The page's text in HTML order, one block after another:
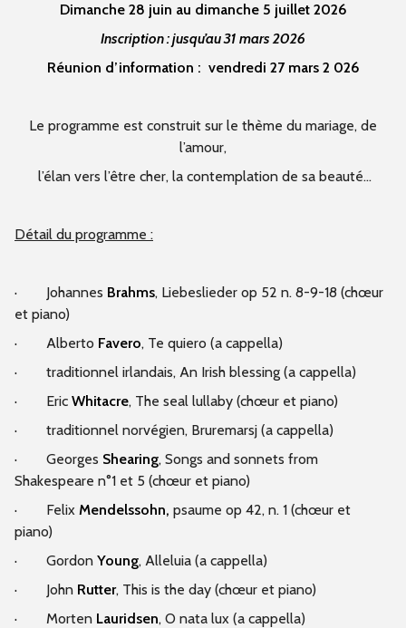
Dimanche 28 juin au dimanche 5 juillet 2026
Inscription : jusqu’au 31 mars 2026
Réunion d’information : vendredi 27 mars 2 026
Le programme est construit sur le thème du mariage, de
l’amour,
l’élan vers l’être cher, la contemplation de sa beauté…
Détail du programme :
· Johannes Brahms, Liebeslieder op 52 n. 8-9-18 (chœur
et piano)
·
Alberto Favero, Te quiero (a cappella)
·
traditionnel irlandais, An Irish blessing (a cappella)
·
Eric Whitacre, The seal lullaby (chœur et piano)
·
traditionnel norvégien, Bruremarsj (a cappella)
·
Georges Shearing, Songs and sonnets from
Shakespeare n°1 et 5 (chœur et piano)
·
Felix Mendelssohn, psaume op 42, n. 1 (chœur et
piano)
·
Gordon Young, Alleluia (a cappella)
·
John Rutter, This is the day (chœur et piano)
·
Morten Lauridsen, O nata lux (a cappella)